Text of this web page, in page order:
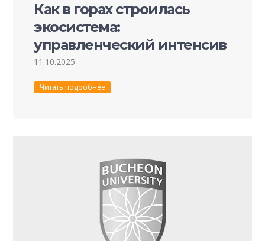
Как в горах строилась
экосистема:
управленческий интенсив
для магистрантов
11.10.2025
Читать подробнее